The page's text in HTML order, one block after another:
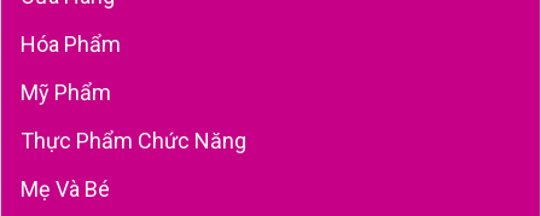
Hóa Phẩm
Mỹ Phẩm
Thực Phẩm Chức Năng
Mẹ Và Bé